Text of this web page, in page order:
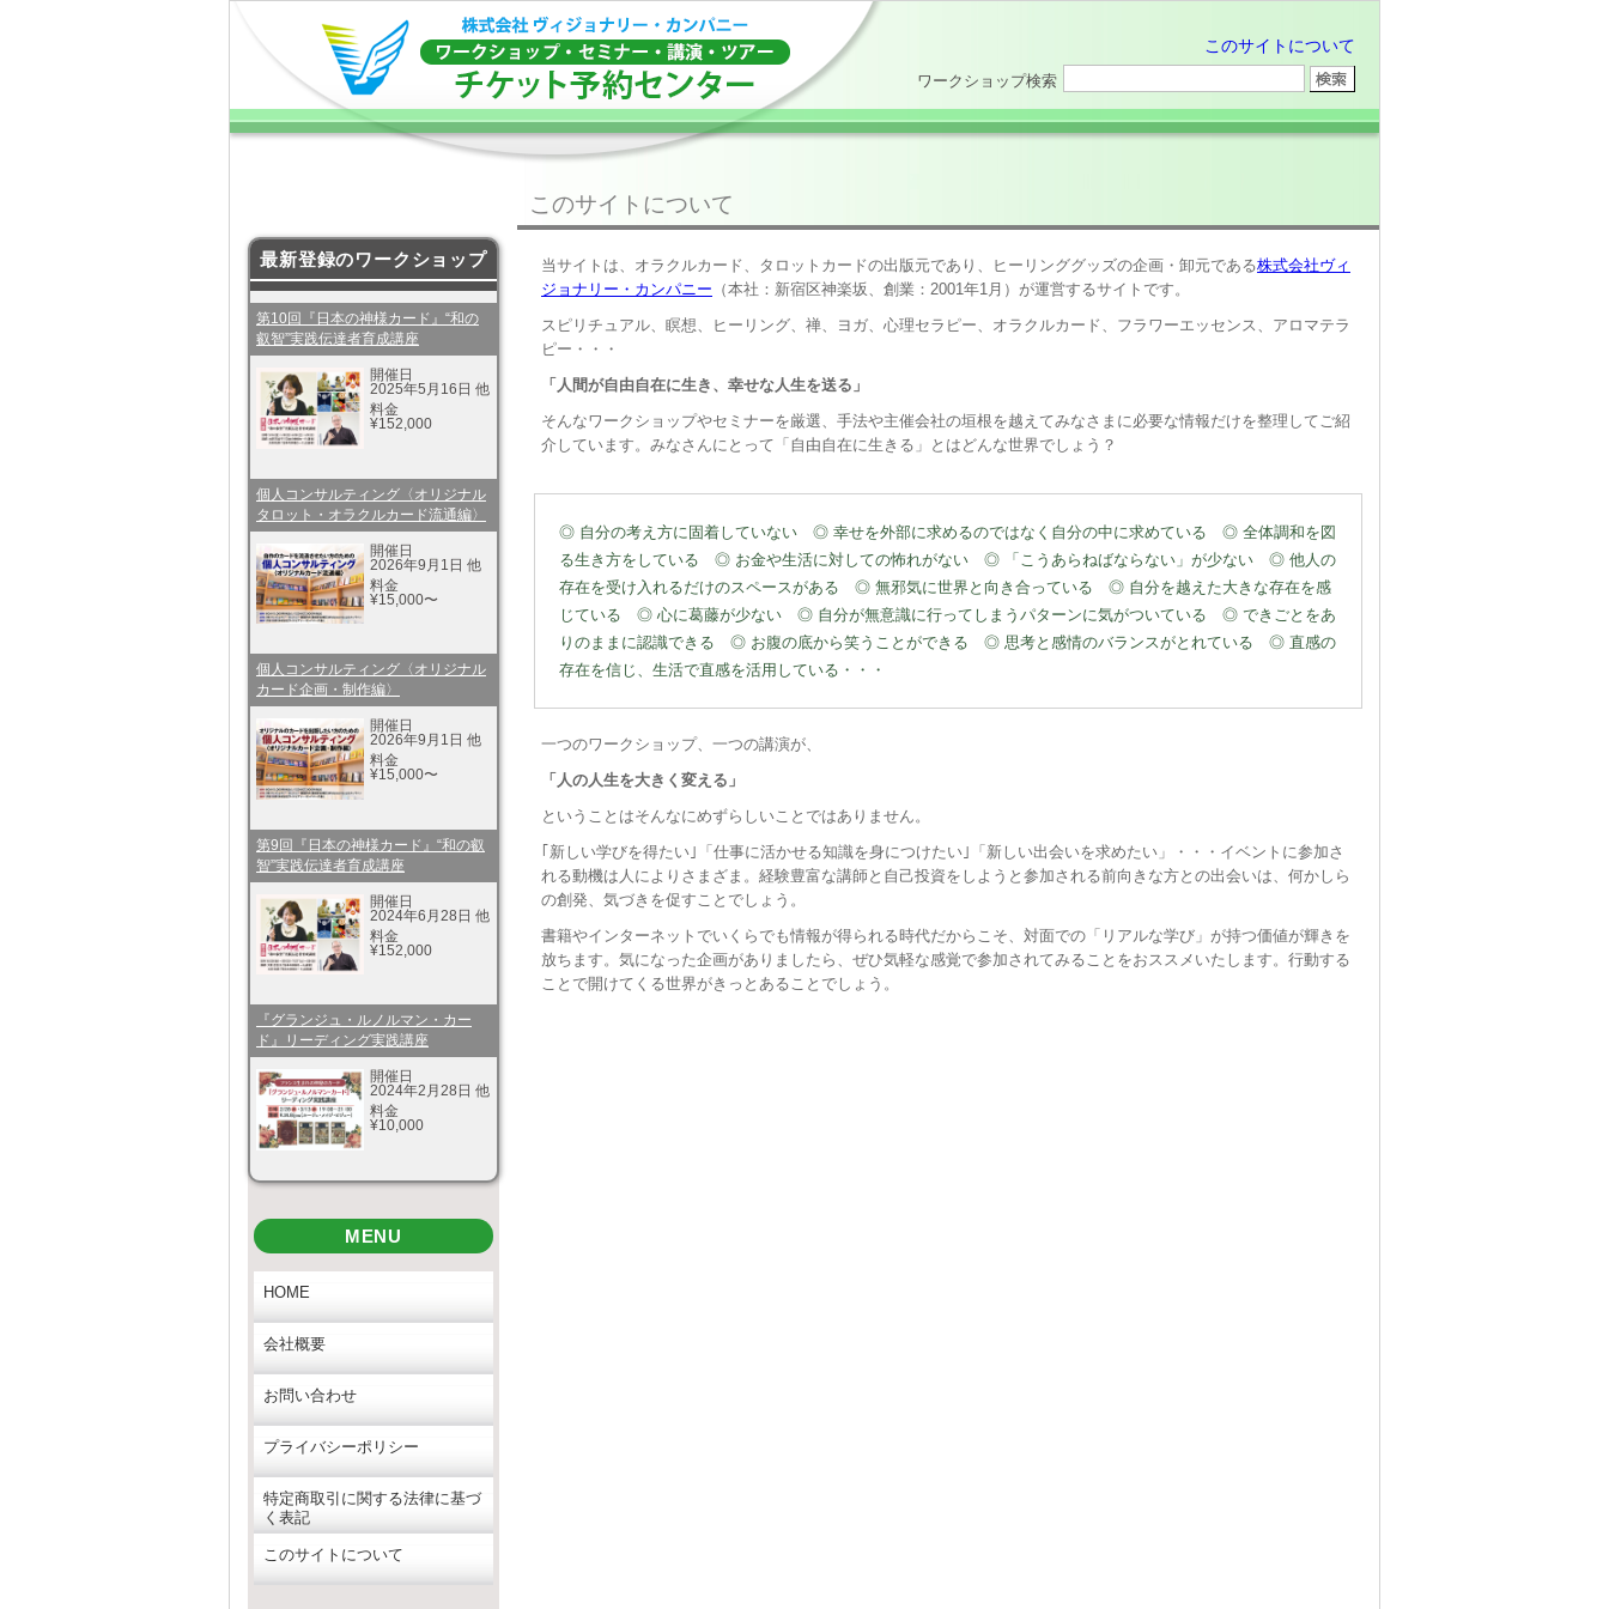
このサイトについて
ワークショップ検索
最新登録のワークショップ
第10回『日本の神様カード』“和の
叡智”実践伝達者育成講座
開催日
2025年5月16日 他
料金
¥152,000
個人コンサルティング〈オリジナル
タロット・オラクルカード流通編〉
開催日
2026年9月1日 他
料金
¥15,000〜
個人コンサルティング〈オリジナル
カード企画・制作編〉
開催日
2026年9月1日 他
料金
¥15,000〜
第9回『日本の神様カード』“和の叡
智”実践伝達者育成講座
開催日
2024年6月28日 他
料金
¥152,000
『グランジュ・ルノルマン・カー
ド』リーディング実践講座
開催日
2024年2月28日 他
料金
¥10,000
MENU
HOME
会社概要
お問い合わせ
プライバシーポリシー
特定商取引に関する法律に基づ
く表記
このサイトについて
このサイトについて
当サイトは、オラクルカード、タロットカードの出版元であり、ヒーリンググッズの企画・卸元である株式会社ヴィ
ジョナリー・カンパニー （本社：新宿区神楽坂、創業：2001年1月）が運営するサイトです。
スピリチュアル、瞑想、ヒーリング、禅、ヨガ、心理セラピー、オラクルカード、フラワーエッセンス、アロマテラ
ピー・・・
「人間が自由自在に生き、幸せな人生を送る」
そんなワークショップやセミナーを厳選、手法や主催会社の垣根を越えてみなさまに必要な情報だけを整理してご紹
介しています。みなさんにとって「自由自在に生きる」とはどんな世界でしょう？
◎ 自分の考え方に固着していない ◎ 幸せを外部に求めるのではなく自分の中に求めている ◎ 全体調和を図
る生き方をしている ◎ お金や生活に対しての怖れがない ◎ 「こうあらねばならない」が少ない ◎ 他人の
存在を受け入れるだけのスペースがある ◎ 無邪気に世界と向き合っている ◎ 自分を越えた大きな存在を感
じている ◎ 心に葛藤が少ない ◎ 自分が無意識に行ってしまうパターンに気がついている ◎ できごとをあ
りのままに認識できる ◎ お腹の底から笑うことができる ◎ 思考と感情のバランスがとれている ◎ 直感の
存在を信じ、生活で直感を活用している・・・
一つのワークショップ、一つの講演が、
「人の人生を大きく変える」
ということはそんなにめずらしいことではありません。
｢新しい学びを得たい｣「仕事に活かせる知識を身につけたい｣「新しい出会いを求めたい」・・・イベントに参加さ
れる動機は人によりさまざま。経験豊富な講師と自己投資をしようと参加される前向きな方との出会いは、何かしら
の創発、気づきを促すことでしょう。
書籍やインターネットでいくらでも情報が得られる時代だからこそ、対面での「リアルな学び」が持つ価値が輝きを
放ちます。気になった企画がありましたら、ぜひ気軽な感覚で参加されてみることをおススメいたします。行動する
ことで開けてくる世界がきっとあることでしょう。